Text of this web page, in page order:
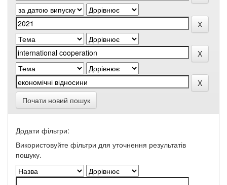
Почати новий пошук
Додати фільтри:
Використовуйте фільтри для уточнення результатів
пошуку.